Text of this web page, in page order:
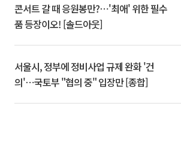
콘서트 갈 때 응원봉만?⋯'최애' 위한 필수
품 등장이오! [솔드아웃]
서울시, 정부에 정비사업 규제 완화 '건
의'⋯국토부 "협의 중" 입장만 [종합]